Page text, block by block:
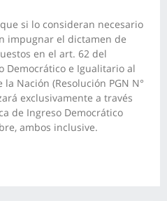
si lo consideran necesario
impugnar el dictamen de
en el art. 62 del
Democrático e Igualitario al
Nación (Resolución PGN N°
exclusivamente a través
de Ingreso Democrático
ambos inclusive.